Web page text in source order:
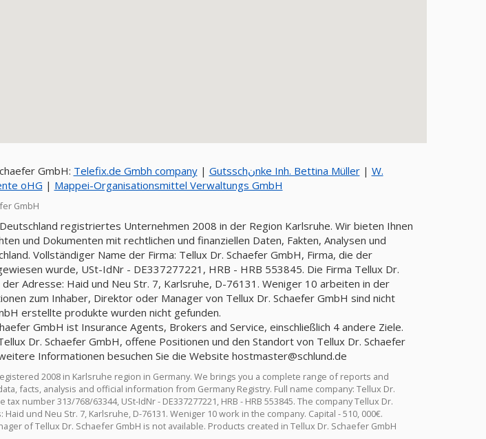
GmbH: Telefix.de Gmbh company| Gutsschنnke Inh. Bettina Müller| W.
oHG | Mappei-Organisationsmittel Verwaltungs GmbH
GmbH
registriertes Unternehmen 2008 in der Region Karlsruhe. Wir bieten Ihnen
und Dokumenten mit rechtlichen und finanziellen Daten, Fakten, Analysen und
Vollständiger Name der Firma: Tellux Dr. Schaefer GmbH, Firma, die der
wurde, USt-IdNr - DE337277221, HRB - HRB 553845. Die Firma Tellux Dr.
Adresse: Haid und Neu Str. 7, Karlsruhe, D-76131. Weniger 10 arbeiten in der
zum Inhaber, Direktor oder Manager von Tellux Dr. Schaefer GmbH sind nicht
erstellte produkte wurden nicht gefunden.
GmbH ist Insurance Agents, Brokers and Service, einschließlich 4 andere Ziele.
Dr. Schaefer GmbH, offene Positionen und den Standort von Tellux Dr. Schaefer
Informationen besuchen Sie die Website hostmaster@schlund.de
2008 in Karlsruhe region in Germany. We brings you a complete range of reports and
facts, analysis and official information from Germany Registry. Full name company: Tellux Dr.
number 313/768/63344, USt-IdNr - DE337277221, HRB - HRB 553845. The company Tellux Dr.
und Neu Str. 7, Karlsruhe, D-76131. Weniger 10 work in the company. Capital - 510, 000€.
of Tellux Dr. Schaefer GmbH is not available. Products created in Tellux Dr. Schaefer GmbH